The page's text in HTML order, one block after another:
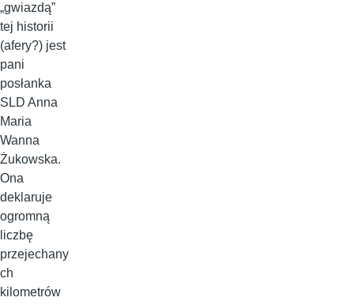
„gwiazdą”
tej historii
(afery?) jest
pani
posłanka
SLD Anna
Maria
Wanna
Żukowska.
Ona
deklaruje
ogromną
liczbę
przejechany
ch
kilometrów